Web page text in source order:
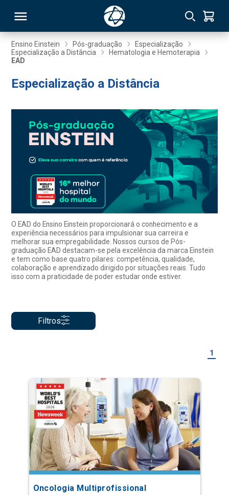
Ensino Einstein Pós-graduação
Especialização
Especialização a Distância
Hematologia e Hemoterapia
EAD
Especialização a Distância
O EAD do Ensino Einstein proporcionará o conhecimento e a
experiência necessários para impulsionar sua carreira e
melhorar sua empregabilidade. Nossos cursos de Pós-
graduação EAD destacam-se pela excelência da marca Einstein
e tem como base quatro pilares: competência, qualidade,
colaboração e aprendizado dirigido por situações reais. Tudo
isso com a praticidade de poder estudar onde estiver.
Filtros
1
Oncologia Multiprofissional